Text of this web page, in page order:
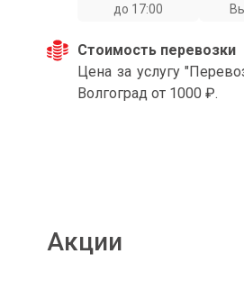
до 17:00
Стоимость перевозки
Цена за услугу
Волгоград от 1000 ₽.
Акции